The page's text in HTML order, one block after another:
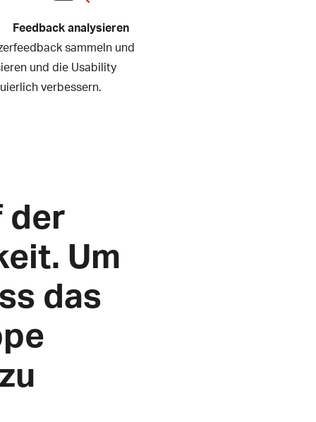
Feedback analysieren
sammeln und
und die Usability
verbessern.
der
Um
das